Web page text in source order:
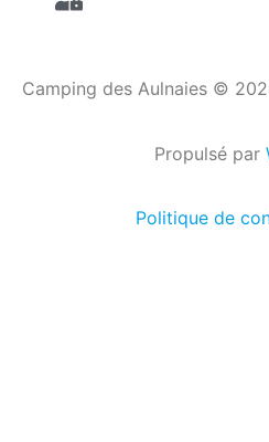
Camping des Aulnaies ©
Propulsé par
Politique de